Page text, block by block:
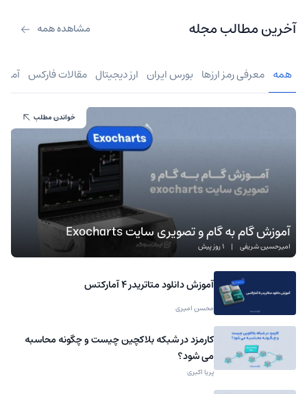
آخرین مطالب مجله مشاهده همه
همه معرفی رمز ارزها بورس ایران ارز دیجیتال مقالات فارکس
آموزش گام به گام و تصویری سایت Exocharts
امیرحسین شریفی | 1 روز پیش
خواندن مطلب
آموزش دانلود متاتریدر 4 آمارکتس
محسن امیری
کارمزد در شبکه بلاکچین چیست و چگونه محاسبه
می شود؟
پریا اکبری